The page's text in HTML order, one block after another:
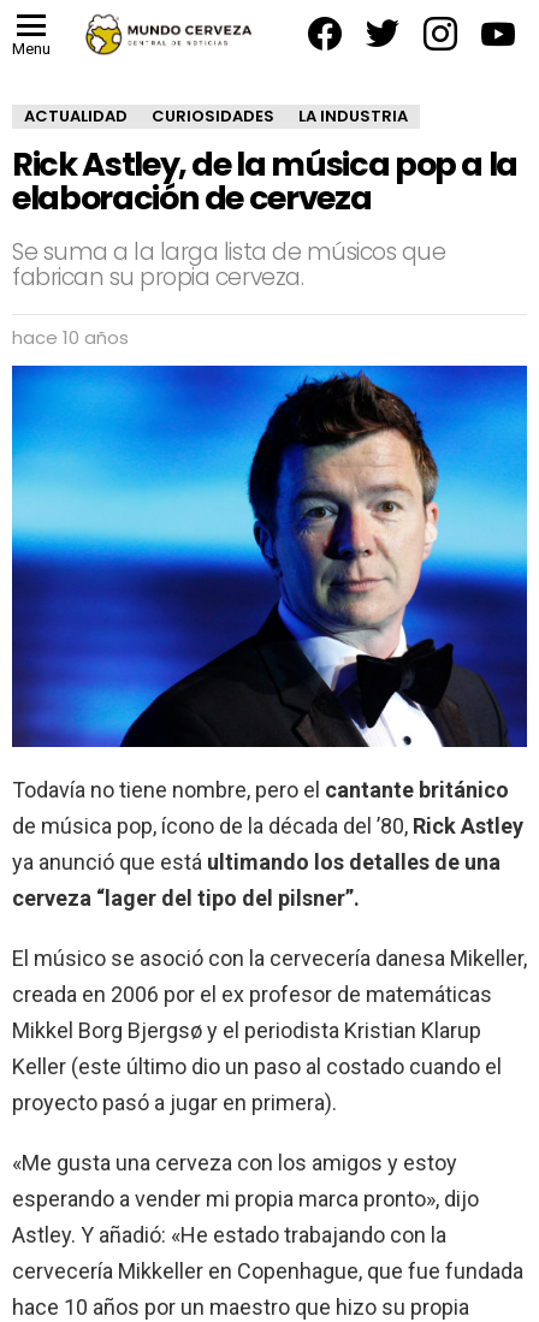
Menu
ACTUALIDAD CURIOSIDADES LA INDUSTRIA
Rick Astley, de la música pop a la
elaboración de cerveza
Se suma a la larga lista de músicos que
fabrican su propia cerveza.
hace 10 años
Todavía no tiene nombre, pero el cantante británico
de música pop, ícono de la década del ’80, Rick Astley
ya anunció que está ultimando los detalles de una
cerveza “lager del tipo del pilsner”.
El músico se asoció con la cervecería danesa Mikeller,
creada en 2006 por el ex profesor de matemáticas
Mikkel Borg Bjergsø y el periodista Kristian Klarup
Keller (este último dio un paso al costado cuando el
proyecto pasó a jugar en primera).
«Me gusta una cerveza con los amigos y estoy
esperando a vender mi propia marca pronto», dijo
Astley. Y añadió: «He estado trabajando con la
cervecería Mikkeller en Copenhague, que fue fundada
hace 10 años por un maestro que hizo su propia